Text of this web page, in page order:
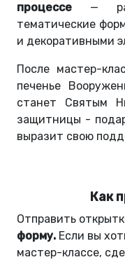
процессе —
тематические
и декоративными
После мастер-
печенье
станет Святым
защитницы -
выразит свою
Как
Отправить
форму. Если вы
мастер-классе,